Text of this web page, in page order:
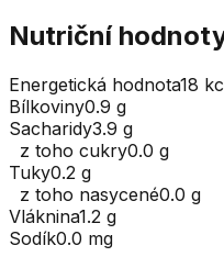
Nutriční
Energetická hodnota18
Bílkoviny0.9 g
Sacharidy3.9 g
z toho cukry0.0 g
Tuky0.2 g
z toho nasycené0.0 g
Vláknina1.2 g
Sodík0.0 mg